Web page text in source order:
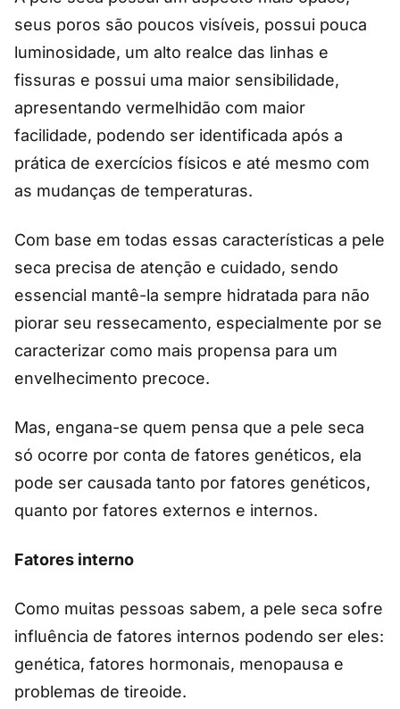
seus poros são poucos visíveis, possui pouca
luminosidade, um alto realce das linhas e
fissuras e possui uma maior sensibilidade,
apresentando vermelhidão com maior
facilidade, podendo ser identificada após a
prática de exercícios físicos e até mesmo com
as mudanças de temperaturas.
Com base em todas essas características a pele
seca precisa de atenção e cuidado, sendo
essencial mantê-la sempre hidratada para não
piorar seu ressecamento, especialmente por se
caracterizar como mais propensa para um
envelhecimento precoce.
Mas, engana-se quem pensa que a pele seca
só ocorre por conta de fatores genéticos, ela
pode ser causada tanto por fatores genéticos,
quanto por fatores externos e internos.
Fatores interno
Como muitas pessoas sabem, a pele seca sofre
influência de fatores internos podendo ser eles:
genética, fatores hormonais, menopausa e
problemas de tireoide.